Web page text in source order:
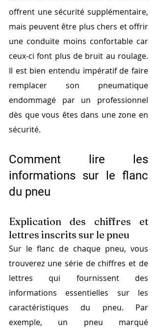
offrent une sécurité supplémentaire,
mais peuvent être plus chers et offrir
une conduite moins confortable car
ceux-ci font plus de bruit au roulage.
Il est bien entendu impératif de faire
remplacer son pneumatique
endommagé par un professionnel
dès que vous êtes dans une zone en
sécurité.
Comment lire les
informations sur le flanc
du pneu
Explication des chiffres et
lettres inscrits sur le pneu
Sur le flanc de chaque pneu, vous
trouverez une série de chiffres et de
lettres qui fournissent des
informations essentielles sur les
caractéristiques du pneu. Par
exemple, un pneu marqué